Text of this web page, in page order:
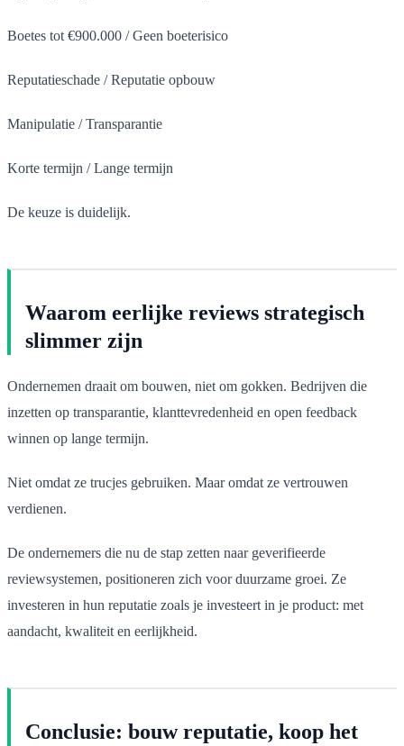
Boetes tot €900.000 / Geen boeterisico
Reputatieschade / Reputatie opbouw
Manipulatie / Transparantie
Korte termijn / Lange termijn
De keuze is duidelijk.
Waarom eerlijke reviews strategisch
slimmer zijn
Ondernemen draait om bouwen, niet om gokken. Bedrijven die
inzetten op transparantie, klanttevredenheid en open feedback
winnen op lange termijn.
Niet omdat ze trucjes gebruiken. Maar omdat ze vertrouwen
verdienen.
De ondernemers die nu de stap zetten naar geverifieerde
reviewsystemen, positioneren zich voor duurzame groei. Ze
investeren in hun reputatie zoals je investeert in je product: met
aandacht, kwaliteit en eerlijkheid.
Conclusie: bouw reputatie, koop het